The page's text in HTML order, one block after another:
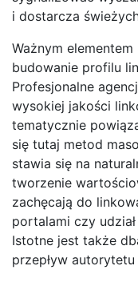
i dostarcza
Ważnym
budowanie profilu
Profesjonalne
wysokiej jakości
tematycznie
się tutaj metod
stawia się na
tworzenie
zachęcają do
portalami czy
Istotne jest także
przepływ